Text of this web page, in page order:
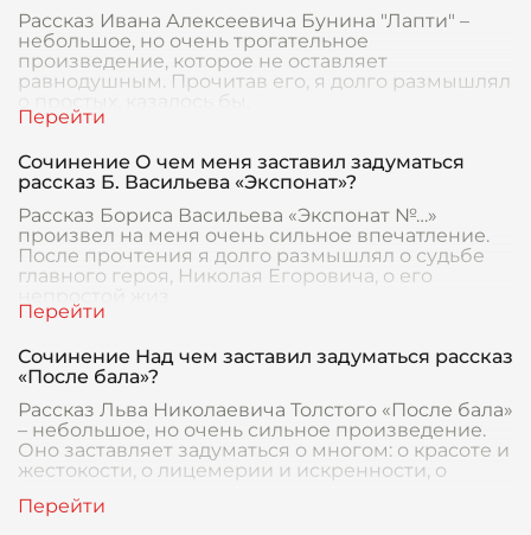
Рассказ Ивана Алексеевича Бунина "Лапти" –
небольшое, но очень трогательное
произведение, которое не оставляет
равнодушным. Прочитав его, я долго размышлял
о простых, казалось бы,
Сочинение О чем меня заставил задуматься
рассказ Б. Васильева «Экспонат»?
Рассказ Бориса Васильева «Экспонат №…»
произвел на меня очень сильное впечатление.
После прочтения я долго размышлял о судьбе
главного героя, Николая Егоровича, о его
Сочинение Над чем заставил задуматься рассказ
«После бала»?
Рассказ Льва Николаевича Толстого «После бала»
– небольшое, но очень сильное произведение.
Оно заставляет задуматься о многом: о красоте и
жестокости, о лицемерии и искренности, о